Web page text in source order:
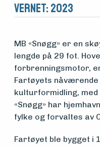
Medlemsfartøy
Søk
om
Vernet: 2023
MB «Snøgg» er en
lengde på 29 fot.
forbrenningsmotor,
Fartøyets
kulturformidling,
«Snøgg» har
fylke og forvaltes av
Fartøyet ble bygget i